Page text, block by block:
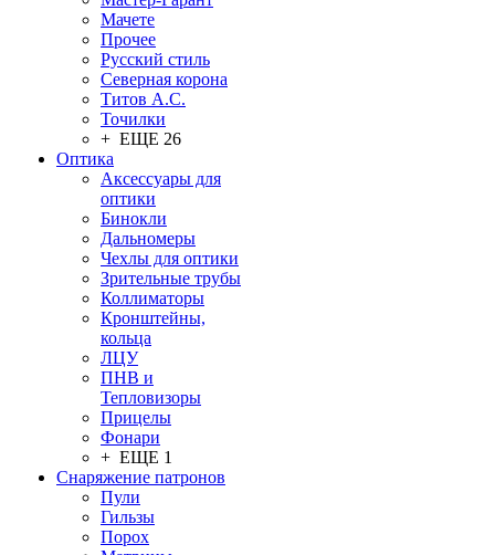
Мачете
Прочее
Русский стиль
Северная корона
Титов А.С.
Точилки
+ ЕЩЕ 26
Оптика
Аксессуары для
оптики
Бинокли
Дальномеры
Чехлы для оптики
Зрительные трубы
Коллиматоры
Кронштейны,
кольца
ЛЦУ
ПНВ и
Тепловизоры
Прицелы
Фонари
+ ЕЩЕ 1
Снаряжение патронов
Пули
Гильзы
Порох